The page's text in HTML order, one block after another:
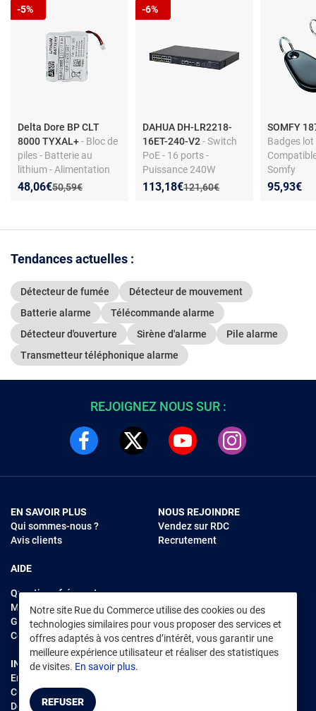
Delta Dore BP CLT
8000 TYXAL+- Bloc de
piles - Batterie au
lithium - Alimentation
prolongée - Compatible
Ancien prix :
50,59€
Nouveau prix :
48,06€
Réduction de :
-5%
DAHUA DH-LR2218-
16ET-240-V2- Switch
PoE - 16 ports -
Puissance 240W
Ancien prix :
121,60€
Nouveau prix :
113,18€
Réduction de :
-6%
SOMFY
Badges lot
Somfy
95,93€
Tendances actuelles :
Détecteur de fumée
Détecteur de mouvement
Batterie alarme
Télécommande alarme
Détecteur d'ouverture
Sirène d'alarme
Pile alarme
Transmetteur téléphonique alarme
Notre site Rue du Commerce utilise des cookies ou des
technologies similaires pour vous proposer des services et
offres adaptés à vos centres d’intérêt, vous garantir une
meilleure expérience utilisateur et réaliser des statistiques
de visites. En savoir plus.
REFUSER
REJOIGNEZ NOUS SUR :
EN SAVOIR PLUS
Qui sommes-nous ?
Avis clients
AIDE
Questions fréquentes
Modes de règlements
Garantie et retours
Contacter Rue du Commerce
NOUS REJOINDRE
Vendez sur RDC
Recrutement
INFORMATIONS LÉGALES
Environnement
CGV /CGU Marketplace
Données personnelles